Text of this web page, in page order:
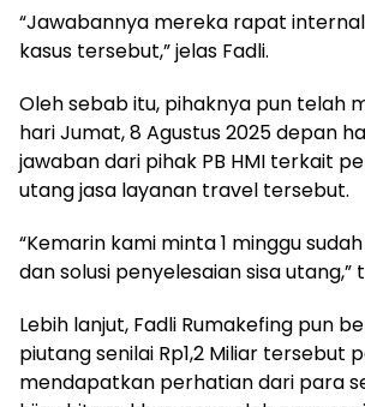
“Jawabannya mereka rapat
kasus tersebut,” jelas Fadli.
Oleh sebab itu, pihaknya pun telah
hari Jumat, 8 Agustus 2025 depan
jawaban dari pihak PB HMI terkait
utang jasa layanan travel tersebut.
“Kemarin kami minta 1 minggu
dan solusi penyelesaian sisa utang,”
Lebih lanjut, Fadli Rumakefing pun
piutang senilai Rp1,2 Miliar tersebut
mendapatkan perhatian dari para